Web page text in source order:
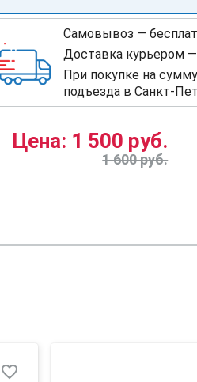
Самовывоз —
Доставка курьером —
При покупке на
подъезда в Санкт-
Цена:
1 600 руб.
1 500 руб.
favorite_border